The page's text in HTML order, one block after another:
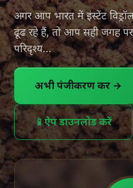
अगर आप भारत में इंस्टेंट
ढूंढ रहे हैं, तो आप सही जगह
परिदृश्य...
अभी पंजीकरण करें →
📱ऐप डाउनलोड करें